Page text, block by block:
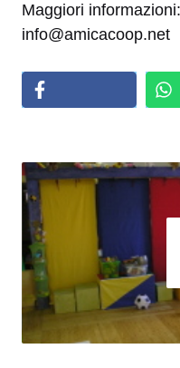
Maggiori
info@amicacoop.net